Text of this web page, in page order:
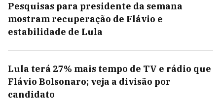
Pesquisas para presidente da semana
mostram recuperação de Flávio e
estabilidade de Lula
Lula terá 27% mais tempo de TV e rádio que
Flávio Bolsonaro; veja a divisão por
candidato